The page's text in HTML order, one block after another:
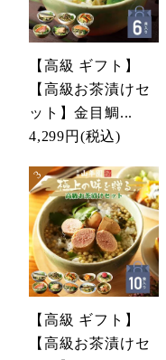
【高級 ギフト】
【高級お茶漬けセ
ット】金目鯛...
4,299円 (税込)
【高級 ギフト】
【高級お茶漬けセ